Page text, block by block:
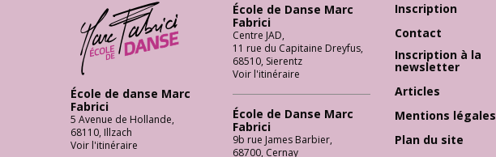
Ecole Danse Mulhouse Ecole de danse à Mulhouse
École de danse Marc
Fabrici
5 Avenue de Hollande,
68110, Illzach
Voir l'itinéraire
École de Danse Marc
Fabrici
Centre JAD,
11 rue du Capitaine Dreyfus,
68510, Sierentz
Voir l'itinéraire
École de Danse Marc
Fabrici
9b rue James Barbier,
68700, Cernay
Inscription
Contact
Inscription à la
newsletter
Articles
Mentions légales
Plan du site